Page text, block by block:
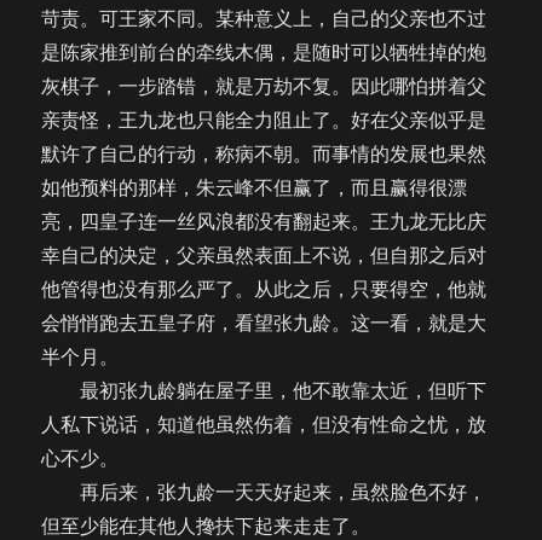
苛责。可王家不同。某种意义上，自己的父亲也不过
是陈家推到前台的牵线木偶，是随时可以牺牲掉的炮
灰棋子，一步踏错，就是万劫不复。因此哪怕拼着父
亲责怪，王九龙也只能全力阻止了。好在父亲似乎是
默许了自己的行动，称病不朝。而事情的发展也果然
如他预料的那样，朱云峰不但赢了，而且赢得很漂
亮，四皇子连一丝风浪都没有翻起来。王九龙无比庆
幸自己的决定，父亲虽然表面上不说，但自那之后对
他管得也没有那么严了。从此之后，只要得空，他就
会悄悄跑去五皇子府，看望张九龄。这一看，就是大
半个月。
最初张九龄躺在屋子里，他不敢靠太近，但听下
人私下说话，知道他虽然伤着，但没有性命之忧，放
心不少。
再后来，张九龄一天天好起来，虽然脸色不好，
但至少能在其他人搀扶下起来走走了。